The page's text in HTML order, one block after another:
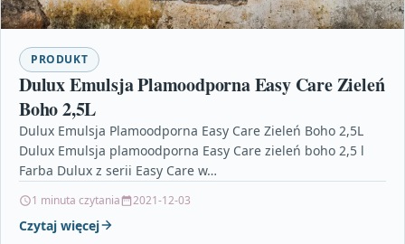
PRODUKT
Dulux Emulsja Plamoodporna Easy Care Zieleń
Boho 2,5L
Dulux Emulsja Plamoodporna Easy Care Zieleń Boho 2,5L
Dulux Emulsja plamoodporna Easy Care zieleń boho 2,5 l
Farba Dulux z serii Easy Care w…
1 minuta czytania 2021-12-03
Czytaj więcej